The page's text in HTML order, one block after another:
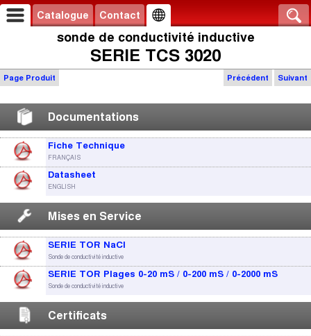
Catalogue Contact
sonde de conductivité inductive
SERIE TCS 3020
Précédent Suivant
Page Produit
Documentations
Fiche Technique
FRANÇAIS
Datasheet
ENGLISH
Mises en Service
SERIE TOR NaCl
Sonde de conductivité inductive
SERIE TOR Plages 0-20 mS / 0-200 mS / 0-2000 mS
Sonde de conductivité inductive
Certificats